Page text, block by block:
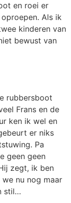
en roei er
Als ik
kinderen van
bewust van
rubbersboot
Frans en de
ken ik wel en
er niks
Pa
geen geen
zegt, ik ben
nu nog maar
stil…